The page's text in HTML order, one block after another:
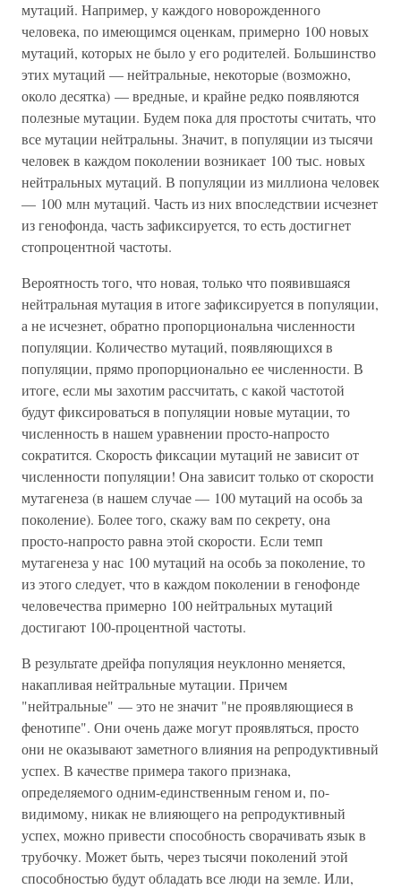
мутаций. Например, у каждого новорожденного
человека, по имеющимся оценкам, примерно 100 новых
мутаций, которых не было у его родителей. Большинство
этих мутаций — нейтральные, некоторые (возможно,
около десятка) — вредные, и крайне редко появляются
полезные мутации. Будем пока для простоты считать, что
все мутации нейтральны. Значит, в популяции из тысячи
человек в каждом поколении возникает 100 тыс. новых
нейтральных мутаций. В популяции из миллиона человек
— 100 млн мутаций. Часть из них впоследствии исчезнет
из генофонда, часть зафиксируется, то есть достигнет
стопроцентной частоты.
Вероятность того, что новая, только что появившаяся
нейтральная мутация в итоге зафиксируется в популяции,
а не исчезнет, обратно пропорциональна численности
популяции. Количество мутаций, появляющихся в
популяции, прямо пропорционально ее численности. В
итоге, если мы захотим рассчитать, с какой частотой
будут фиксироваться в популяции новые мутации, то
численность в нашем уравнении просто-напросто
сократится. Скорость фиксации мутаций не зависит от
численности популяции! Она зависит только от скорости
мутагенеза (в нашем случае — 100 мутаций на особь за
поколение). Более того, скажу вам по секрету, она
просто-напросто равна этой скорости. Если темп
мутагенеза у нас 100 мутаций на особь за поколение, то
из этого следует, что в каждом поколении в генофонде
человечества примерно 100 нейтральных мутаций
достигают 100-процентной частоты.
В результате дрейфа популяция неуклонно меняется,
накапливая нейтральные мутации. Причем
"нейтральные" — это не значит "не проявляющиеся в
фенотипе". Они очень даже могут проявляться, просто
они не оказывают заметного влияния на репродуктивный
успех. В качестве примера такого признака,
определяемого одним-единственным геном и, по-
видимому, никак не влияющего на репродуктивный
успех, можно привести способность сворачивать язык в
трубочку. Может быть, через тысячи поколений этой
способностью будут обладать все люди на земле. Или,